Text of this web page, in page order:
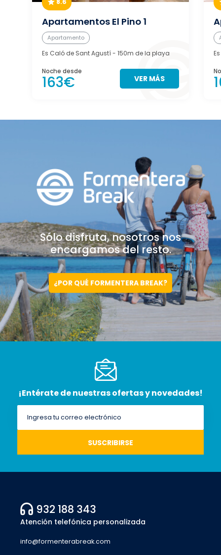
Apartamentos El Pino 1
Apartamento
Es Caló de Sant Agustí- 150m de la playa
Noche desde
163€ VER MÁS
Sólo disfruta, nosotrosnos
encargamos del resto.
¿POR QUÉ FORMENTERA BREAK?
¡Entérate de nuestras ofertas y novedades!
932 188 343
Atención telefónica personalizada
info@formenterabreak.com